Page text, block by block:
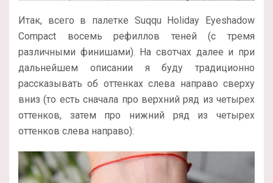
Итак, всего в палетке Suqqu Holiday Eyeshadow
Compact восемь рефиллов теней (с тремя
различными финишами). На свотчах далее и при
дальнейшем описании я буду традиционно
рассказывать об оттенках слева направо сверху
вниз (то есть сначала про верхний ряд из четырех
оттенков, затем про нижний ряд из четырех
оттенков слева направо):